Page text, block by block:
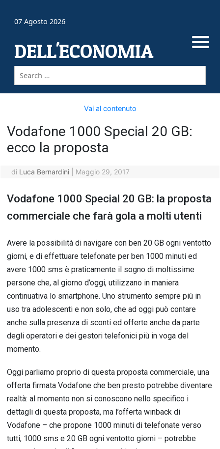
07 Agosto 2026
DELL'ECONOMIA
Vai al contenuto
Vodafone 1000 Special 20 GB:
ecco la proposta
di Luca Bernardini Maggio 29, 2017
Vodafone 1000 Special 20 GB: la proposta
commerciale che farà gola a molti utenti
Avere la possibilità di navigare con ben 20 GB ogni ventotto
giorni, e di effettuare telefonate per ben 1000 minuti ed
avere 1000 sms è praticamente il sogno di moltissime
persone che, al giorno d’oggi, utilizzano in maniera
continuativa lo smartphone. Uno strumento sempre più in
uso tra adolescenti e non solo, che ad oggi può contare
anche sulla presenza di sconti ed offerte anche da parte
degli operatori e dei gestori telefonici più in voga del
momento.
Oggi parliamo proprio di questa proposta commerciale, una
offerta firmata Vodafone che ben presto potrebbe diventare
realtà: al momento non si conoscono nello specifico i
dettagli di questa proposta, ma l’offerta winback di
Vodafone – che propone 1000 minuti di telefonate verso
tutti, 1000 sms e 20 GB ogni ventotto giorni – potrebbe